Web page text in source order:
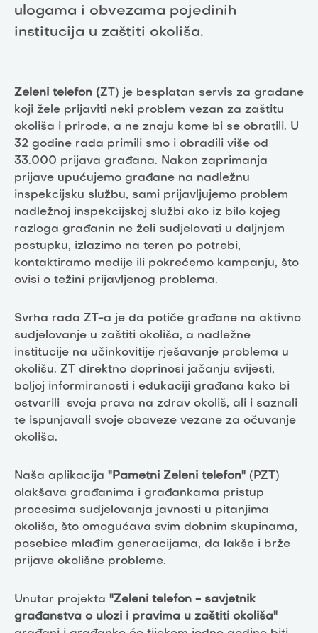
ulogama i obvezama pojedinih
institucija u zaštiti okoliša.
Zeleni telefon (ZT) je besplatan servis za građane
koji žele prijaviti neki problem vezan za zaštitu
okoliša i prirode, a ne znaju kome bi se obratili. U
32 godine rada primili smo i obradili više od
33.000 prijava građana. Nakon zaprimanja
prijave upućujemo građane na nadležnu
inspekcijsku službu, sami prijavljujemo problem
nadležnoj inspekcijskoj službi ako iz bilo kojeg
razloga građanin ne želi sudjelovati u daljnjem
postupku, izlazimo na teren po potrebi,
kontaktiramo medije ili pokrećemo kampanju, što
ovisi o težini prijavljenog problema.
Svrha rada ZT-a je da potiče građane na aktivno
sudjelovanje u zaštiti okoliša, a nadležne
institucije na učinkovitije rješavanje problema u
okolišu. ZT direktno doprinosi jačanju svijesti,
boljoj informiranosti i edukaciji građana kako bi
ostvarili svoja prava na zdrav okoliš, ali i saznali
te ispunjavali svoje obaveze vezane za očuvanje
okoliša.
Naša aplikacija "Pametni Zeleni telefon" (PZT)
olakšava građanima i građankama pristup
procesima sudjelovanja javnosti u pitanjima
okoliša, što omogućava svim dobnim skupinama,
posebice mlađim generacijama, da lakše i brže
prijave okolišne probleme.
Unutar projekta "Zeleni telefon - savjetnik
građanstva o ulozi i pravima u zaštiti okoliša"